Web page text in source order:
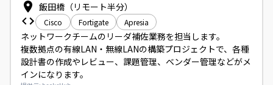
飯田橋（リモート半分）
Cisco Fortigate Apresia
ネットワークチームのリーダ補佐業務を担当します。
複数拠点の有線LAN・無線LANの構築プロジェクトで、各種
設計書の作成やレビュー、課題管理、ベンダー管理などがメ
インになります。